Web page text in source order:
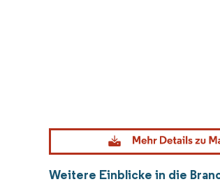
Weitere Einblicke in die